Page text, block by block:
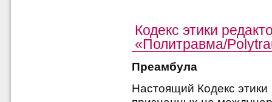
Кодекс этики
«Политравма/
Преамбула
Настоящий Кодекс